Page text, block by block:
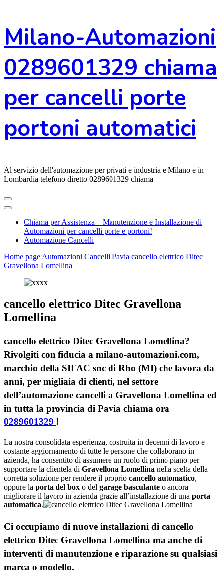
al
contenuto
Milano-Automazioni
0289601329 chiama
per cancelli porte
portoni automatici
Al servizio dell'automazione per privati e industria e Milano e in
Lombardia telefono diretto 0289601329 chiama
Chiama per Assistenza – Manutenzione e Installazione di
Automazioni per cancelli porte e portoni!
Automazione Cancelli
Home page Automazioni Cancelli Pavia cancello elettrico Ditec
Gravellona Lomellina
cancello elettrico Ditec Gravellona
Lomellina
cancello elettrico Ditec Gravellona Lomellina?
Rivolgiti con fiducia a milano-automazioni.com,
marchio della SIFAC snc di Rho (MI) che lavora da
anni, per migliaia di clienti, nel settore
dell’automazione cancelli a Gravellona Lomellina ed
in tutta la provincia di Pavia chiama ora
0289601329 !
La nostra consolidata esperienza, costruita in decenni di lavoro e
costante aggiornamento di tutte le persone che collaborano in
azienda, ha consentito di assumere un ruolo di primo piano per
supportare la clientela di Gravellona Lomellina nella scelta della
corretta soluzione per rendere il proprio cancello automatico,
oppure la porta del box o del garage basculante o ancora
migliorare il lavoro in azienda grazie all’installazione di una porta
automatica.
Ci occupiamo di nuove installazioni di cancello
elettrico Ditec Gravellona Lomellina ma anche di
interventi di manutenzione e riparazione su qualsiasi
marca o modello.